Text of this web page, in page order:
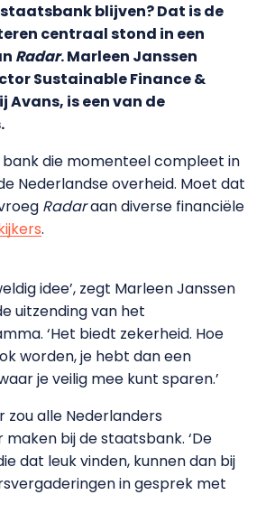
staatsbank blijven? Dat is de
centraal stond in een
Radar. Marleen Janssen
Sustainable Finance &
Avans, is een van de
bank die momenteel compleet in
Nederlandse overheid. Moet dat
Radaraan diverse financiële
.
idee’, zegt Marleen Janssen
uitzending van het
‘Het biedt zekerheid. Hoe
worden, je hebt dan een
je veilig mee kunt sparen.’
zou alle Nederlanders
bij de staatsbank. ‘De
dat leuk vinden, kunnen dan bij
in gesprek met